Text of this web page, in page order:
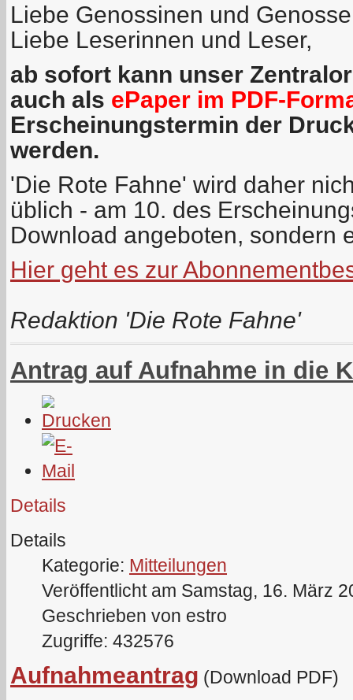
Liebe Genossinen und
Liebe Leserinnen und Leser,
ab sofort kann unser
auch als ePaper im PDF-
Erscheinungstermin der
werden.
'Die Rote Fahne' wird daher
üblich - am 10. des
Download angeboten, sondern
Hier geht es zur
Redaktion 'Die Rote Fahne'
Antrag auf Aufnahme in die
Details
Details
Kategorie: Mitteilungen
Veröffentlicht am Samstag, 16. März
Geschrieben von estro
Zugriffe: 432576
Aufnahmeantrag (Download PDF)